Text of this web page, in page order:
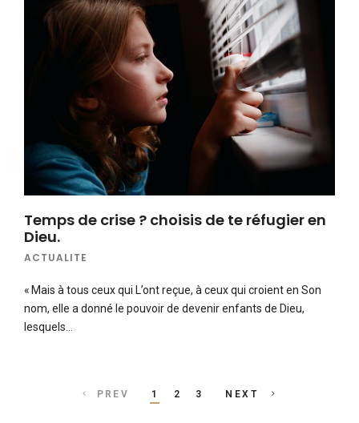
Temps de crise ? choisis de te réfugier en
Dieu.
ACTUALITE
« Mais à tous ceux qui L’ont reçue, à ceux qui croient en Son
nom, elle a donné le pouvoir de devenir enfants de Dieu,
lesquels…
Posts
PREV 1 2 3 NEXT